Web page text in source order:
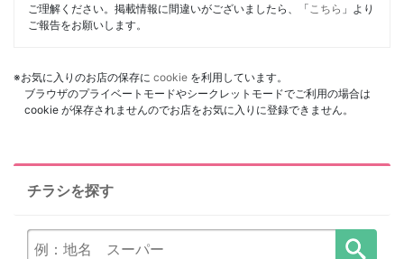
ご理解ください。掲載情報に間違いがございましたら、「 こちら 」より
ご報告をお願いします。
※お気に入りのお店の保存に cookie を利用しています。
ブラウザのプライベートモードやシークレットモードでご利用の場合は
cookie が保存されませんのでお店をお気に入りに登録できません。
チラシを探す